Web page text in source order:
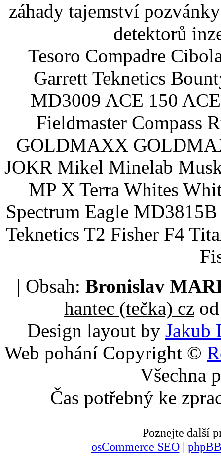
záhady tajemství
detektorů
Tesoro Compadre
Garrett Teknetics
MD3009 ACE 150
Fieldmaster Compass
GOLDMAXX
JOKR Mikel Minelab
MP X Terra Whites
Spectrum Eagle
Teknetics T2 Fisher F4
| Obsah: Bronislav
hantec (tečka) czod
Design layout by Jakub
Web pohání Copyright ©
Všechna
Čas potřebný ke
Poznejte další
osCommerce SEO|